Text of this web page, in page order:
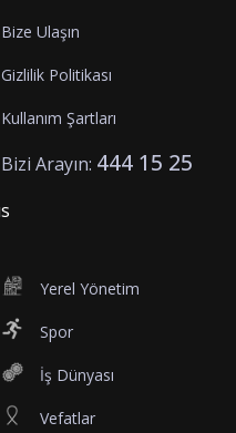
Bize Ulaşın
Gizlilik Politikası
Kullanım Şartları
Bizi Arayın: 444 15 25
Yerel Yönetim
Spor
İş Dünyası
Vefatlar